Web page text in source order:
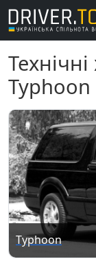
Typhoon
Typhoon